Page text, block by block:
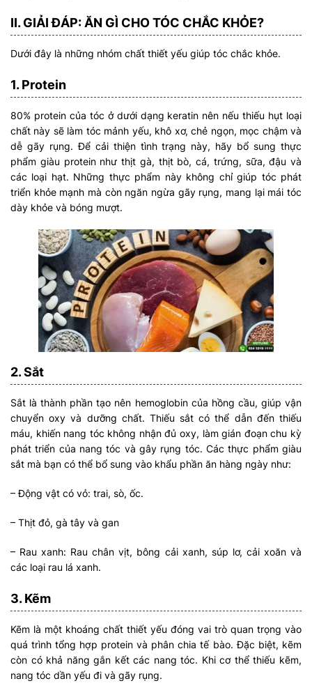
II. GIẢI ĐÁP: ĂN GÌ CHO TÓC CHẮC KHỎE?
Dưới đây là những nhóm chất thiết yếu giúp tóc chắc khỏe.
1. Protein
80% protein của tóc ở dưới dạng keratin nên nếu thiếu hụt loại
chất này sẽ làm tóc mảnh yếu, khô xơ, chẻ ngọn, mọc chậm và
dễ gãy rụng. Để cải thiện tình trạng này, hãy bổ sung thực
phẩm giàu protein như thịt gà, thịt bò, cá, trứng, sữa, đậu và
các loại hạt. Những thực phẩm này không chỉ giúp tóc phát
triển khỏe mạnh mà còn ngăn ngừa gãy rụng, mang lại mái tóc
dày khỏe và bóng mượt.
2. Sắt
Sắt là thành phần tạo nên hemoglobin của hồng cầu, giúp vận
chuyển oxy và dưỡng chất. Thiếu sắt có thể dẫn đến thiếu
máu, khiến nang tóc không nhận đủ oxy, làm gián đoạn chu kỳ
phát triển của nang tóc và gây rụng tóc. Các thực phẩm giàu
sắt mà bạn có thể bổ sung vào khẩu phần ăn hàng ngày như:
– Động vật có vỏ: trai, sò, ốc.
– Thịt đỏ, gà tây và gan
– Rau xanh: Rau chân vịt, bông cải xanh, súp lơ, cải xoăn và
các loại rau lá xanh.
3. Kẽm
Kẽm là một khoáng chất thiết yếu đóng vai trò quan trọng vào
quá trình tổng hợp protein và phân chia tế bào. Đặc biệt, kẽm
còn có khả năng gắn kết các nang tóc. Khi cơ thể thiếu kẽm,
nang tóc dần yếu đi và gãy rụng.